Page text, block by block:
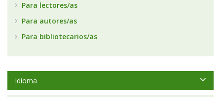
Para lectores/as
Para autores/as
Para bibliotecarios/as
Idioma